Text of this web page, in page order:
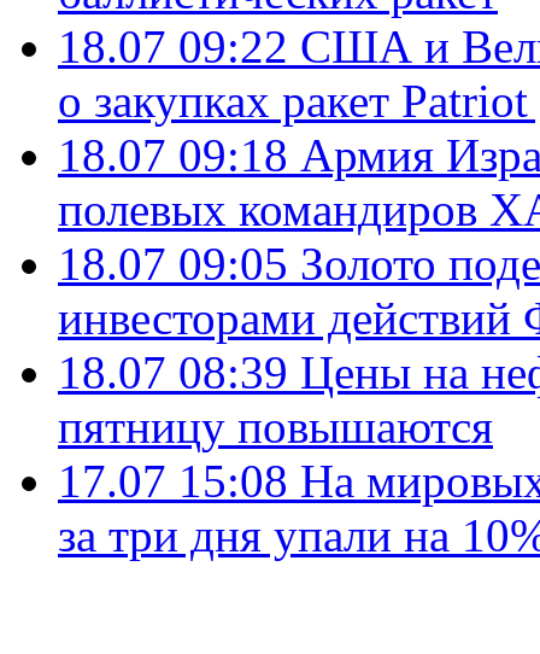
18.07 09:22 США и
о закупках ракет
18.07 09:18 Армия
полевых командиров
18.07 09:05 Золото
инвесторами
18.07 08:39 Цены на
пятницу повышаются
17.07 15:08 На
за три дня упали на